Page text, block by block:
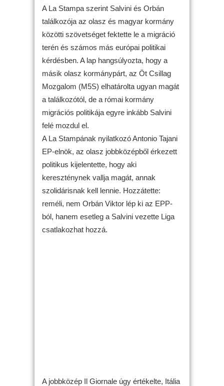
A La Stampa szerint Salvini és Orbán
találkozója az olasz és magyar kormány
közötti szövetséget fektette le a migráció
terén és számos más európai politikai
kérdésben. A lap hangsúlyozta, hogy a
másik olasz kormánypárt, az Öt Csillag
Mozgalom (M5S) elhatárolta ugyan magát
a találkozótól, de a római kormány
migrációs politikája egyre inkább Salvini
felé mozdul el.
A La Stampának nyilatkozó Antonio Tajani
EP-elnök, az olasz jobbközépből érkezett
politikus kijelentette, hogy aki
kereszténynek vallja magát, annak
szolidárisnak kell lennie. Hozzátette:
reméli, nem Orbán Viktor lép ki az EPP-
ból, hanem esetleg a Salvini vezette Liga
csatlakozhat hozzá.
A jobbközép Il Giornale úgy értékelte, Itália